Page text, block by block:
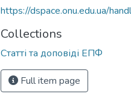
https://dspace.onu.edu.ua/
Collections
Статті та доповіді ЕПФ
Full item page